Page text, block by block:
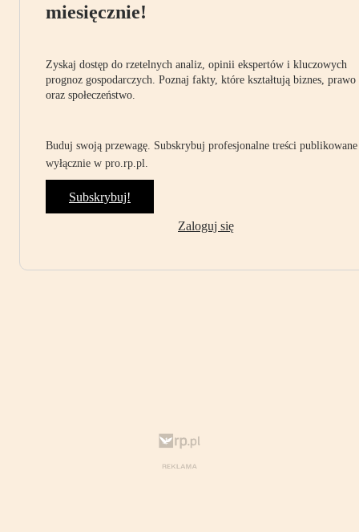
miesięcznie!
Zyskaj dostęp do rzetelnych analiz, opinii ekspertów i kluczowych
prognoz gospodarczych. Poznaj fakty, które kształtują biznes, prawo
oraz społeczeństwo.
Buduj swoją przewagę. Subskrybuj profesjonalne treści publikowane
wyłącznie w pro.rp.pl.
Subskrybuj!
Zaloguj się